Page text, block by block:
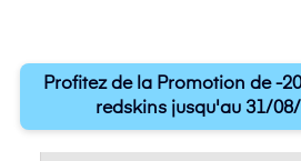
Profitez de la Promotion de -
redskins jusqu'au 31/